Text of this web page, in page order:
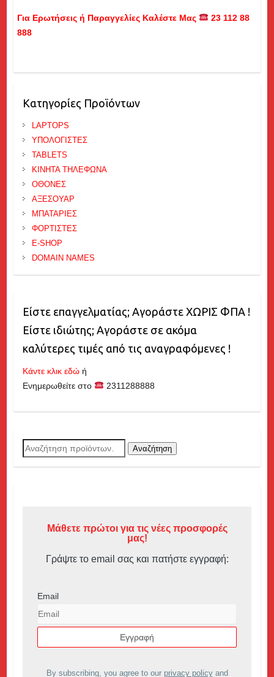
Για Ερωτήσεις ή Παραγγελίες Καλέστε Μας
23 112 88
888
Κατηγορίες Προϊόντων
LAPTOPS
ΥΠΟΛΟΓΙΣΤΕΣ
TABLETS
ΚΙΝΗΤΑ ΤΗΛΕΦΩΝΑ
ΟΘΟΝΕΣ
ΑΞΕΣΟΥΑΡ
ΜΠΑΤΑΡΙΕΣ
ΦΟΡΤΙΣΤΕΣ
E-SHOP
DOMAIN NAMES
Είστε επαγγελματίας; Αγοράστε ΧΩΡΙΣ ΦΠΑ !
Είστε ιδιώτης; Αγοράστε σε ακόμα
καλύτερες τιμές από τις αναγραφόμενες !
Κάντε κλικ εδώή
Ενημερωθείτε στο
2311288888
Αναζήτηση
για:
Αναζήτηση
Μάθετε πρώτοι για τις νέες προσφορές
μας!
Γράψτε το email σας και πατήστε εγγραφή:
Email
By subscribing, you agree to our privacy policyand